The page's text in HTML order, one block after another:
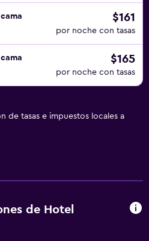
$161
por noche con tasas
$165
por noche con tasas
de tasas e impuestos locales a
de Hotel